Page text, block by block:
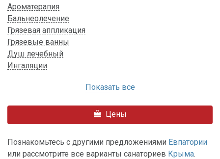
Ароматерапия
Бальнеолечение
Грязевая аппликация
Грязевые ванны
Душ лечебный
Ингаляции
Показать все
Цены
Познакомьтесь с другими предложениями Евпатории
или рассмотрите все варианты санаториев Крыма.